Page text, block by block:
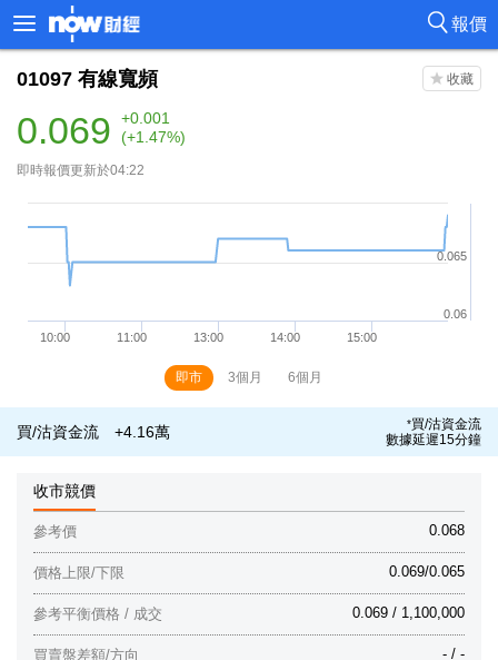
報價
01097 有線寬頻
0.069
+0.001
(+1.47%)
即時報價更新於04:22
即市 3個月 6個月
買/沽資金流 +4.16萬 *買/沽資金流
數據延遲15分鐘
收市競價
0.068
參考價
0.069/0.065
價格上限/下限
0.069 / 1,100,000
參考平衡價格 / 成交
- / -
買賣盤差額/方向